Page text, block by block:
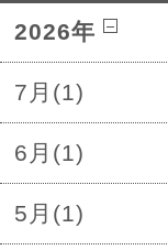
2026年
7月(1)
6月(1)
5月(1)